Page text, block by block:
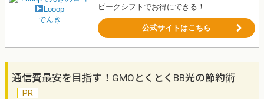
Looop
でんき
ピークシフトでお得にできる！
公式サイトはこちら
通信費最安を目指す！GMOとくとくBB光の節約術